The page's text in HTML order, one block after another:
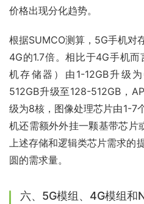
价格出现分化趋势。
根据SUMCO测算，5G手机对
4G的1.7倍。相比于4G手机
机存储器）由1-12GB升级
512GB升级至128-512GB，
级为8核，图像处理芯片由1-7
机还需额外外挂一颗基带芯片
上述存储和逻辑类芯片需求的
圆的需求量。
六、5G模组、4G模组和